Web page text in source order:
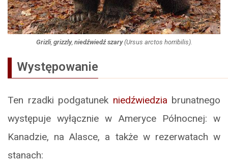
Grizli, grizzly, niedźwiedź szary(Ursus arctos horribilis).
Występowanie
Ten rzadki podgatunek niedźwiedzia brunatnego
występuje wyłącznie w Ameryce Północnej: w
Kanadzie, na Alasce, a także w rezerwatach w
stanach: